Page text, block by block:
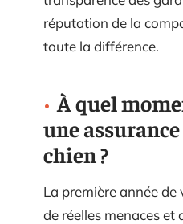
réputation de la
toute la différence.
À quel
une
chien ?
La première année
de réelles menaces et